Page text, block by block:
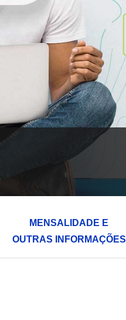
MENSALIDADE E
OUTRAS INFORMAÇÕES